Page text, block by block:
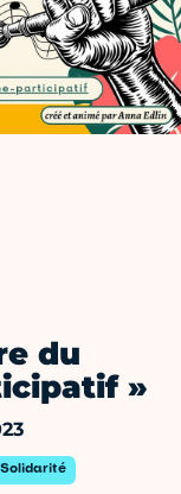
du
»
Solidarité